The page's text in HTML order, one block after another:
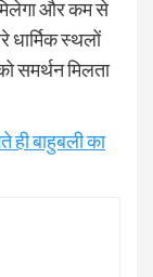
और कम से
धार्मिक स्थलों
समर्थन मिलता
बाहुबली का